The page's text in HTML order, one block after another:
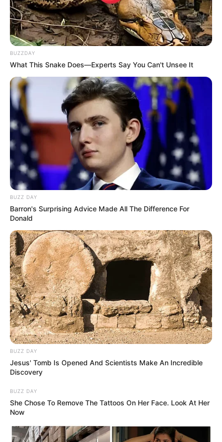
Akting
Musik
BUZZDAY
What This Snake Does—Experts Say You Can't Unsee It
BUZZ DAY
Barron's Surprising Advice Made All The Difference For
Donald
BUZZ DAY
Jesus' Tomb Is Opened And Scientists Make An Incredible
Discovery
BUZZ DAY
She Chose To Remove The Tattoos On Her Face. Look At Her
Now